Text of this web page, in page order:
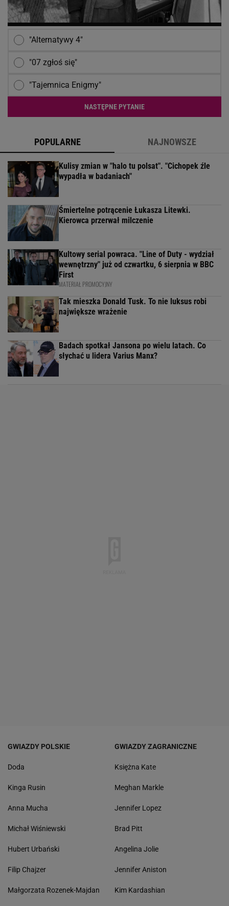
"Alternatywy 4"
"07 zgłoś się"
"Tajemnica Enigmy"
NASTĘPNE PYTANIE
POPULARNE NAJNOWSZE
Kulisy zmian w "halo tu polsat". "Cichopek źle
wypadła w badaniach"
Śmiertelne potrącenie Łukasza Litewki.
Kierowca przerwał milczenie
Kultowy serial powraca. "Line of Duty - wydział
wewnętrzny" już od czwartku, 6 sierpnia w BBC
First
MATERIAŁ PROMOCYJNY
Tak mieszka Donald Tusk. To nie luksus robi
największe wrażenie
Badach spotkał Jansona po wielu latach. Co
słychać u lidera Varius Manx?
GWIAZDY POLSKIE
Doda
Kinga Rusin
Anna Mucha
Michał Wiśniewski
Hubert Urbański
Filip Chajzer
Małgorzata Rozenek-Majdan
GWIAZDY ZAGRANICZNE
Księżna Kate
Meghan Markle
Jennifer Lopez
Brad Pitt
Angelina Jolie
Jennifer Aniston
Kim Kardashian